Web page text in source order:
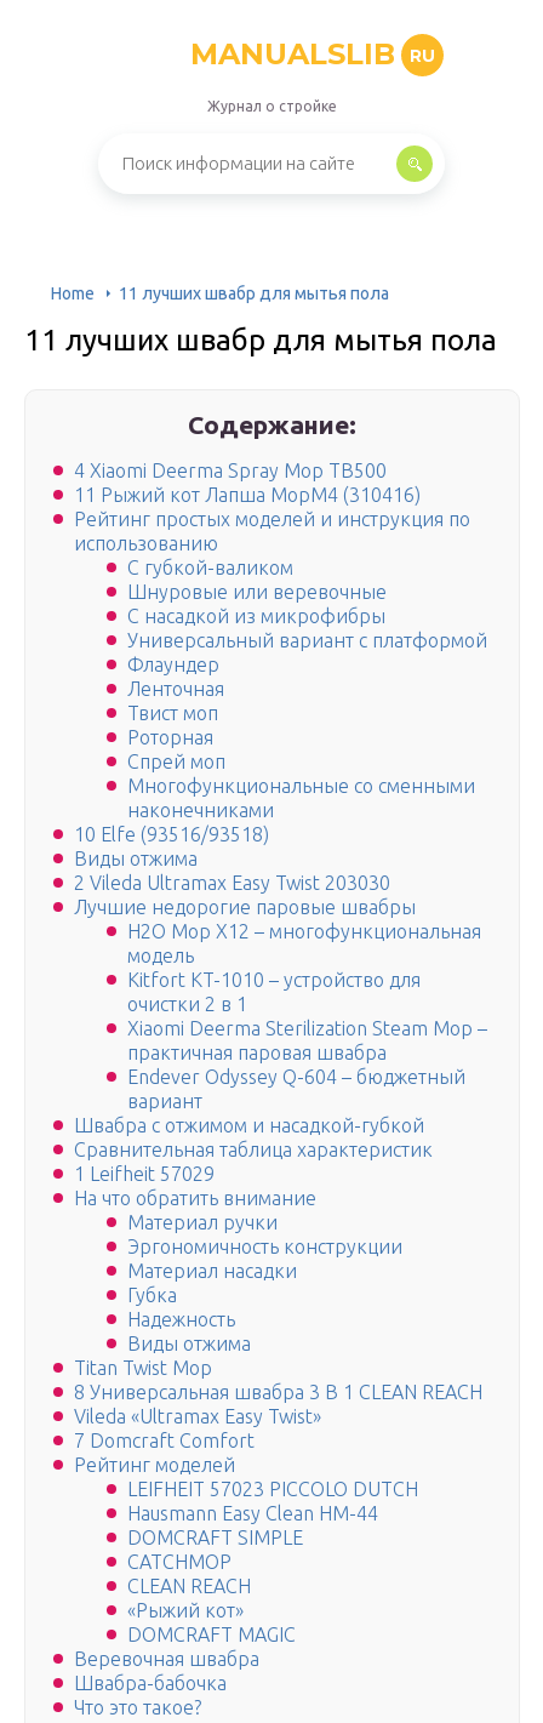
MANUALSLIB RU
Журнал о стройке
Home 11 лучших швабр для мытья пола
11 лучших швабр для мытья пола
Содержание:
4 Xiaomi Deerma Spray Mop TB500
11 Рыжий кот Лапша MopM4 (310416)
Рейтинг простых моделей и инструкция по
использованию
С губкой-валиком
Шнуровые или веревочные
С насадкой из микрофибры
Универсальный вариант с платформой
Флаундер
Ленточная
Твист моп
Роторная
Спрей моп
Многофункциональные со сменными
наконечниками
10 Elfe (93516/93518)
Виды отжима
2 Vileda Ultramax Easy Twist 203030
Лучшие недорогие паровые швабры
H2O Mop X12 – многофункциональная
модель
Kitfort KT-1010 – устройство для
очистки 2 в 1
Xiaomi Deerma Sterilization Steam Mop –
практичная паровая швабра
Endever Odyssey Q-604 – бюджетный
вариант
Швабра с отжимом и насадкой-губкой
Сравнительная таблица характеристик
1 Leifheit 57029
На что обратить внимание
Материал ручки
Эргономичность конструкции
Материал насадки
Губка
Надежность
Виды отжима
Titan Twist Mop
8 Универсальная швабра 3 В 1 CLEAN REACH
Vileda «Ultramax Easy Twist»
7 Domcraft Comfort
Рейтинг моделей
LEIFHEIT 57023 PICCOLO DUTCH
Hausmann Easy Clean HM-44
DOMCRAFT SIMPLE
CATCHMOP
CLEAN REACH
«Рыжий кот»
DOMCRAFT MAGIC
Веревочная швабра
Швабра-бабочка
Что это такое?